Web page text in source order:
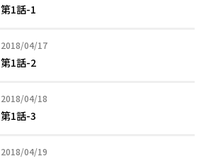
第1話-1
2018/04/17
2018年04月17日
第1話-2
2018/04/18
2018年04月18日
第1話-3
2018/04/19
2018年04月19日